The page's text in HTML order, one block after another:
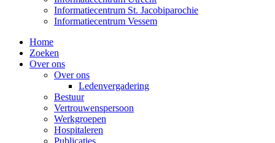
Informatiecentrum St. Jacobiparochie
Informatiecentrum Vessem
Home
Zoeken
Over ons
Over ons
Ledenvergadering
Bestuur
Vertrouwenspersoon
Werkgroepen
Hospitaleren
Publicaties